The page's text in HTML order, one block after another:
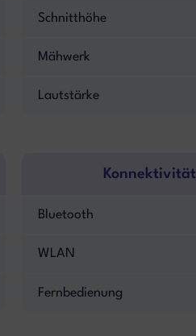
Schnitthöhe
Mähwerk
Lautstärke
Konnektivität
Bluetooth
WLAN
Fernbedienung